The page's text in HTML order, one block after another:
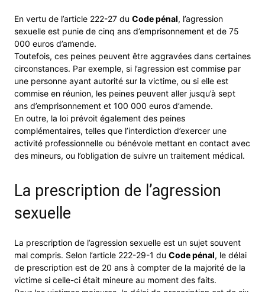
En vertu de l’article 222-27 du Code pénal, l’agression
sexuelle est punie de cinq ans d’emprisonnement et de 75
000 euros d’amende.
Toutefois, ces peines peuvent être aggravées dans certaines
circonstances. Par exemple, si l’agression est commise par
une personne ayant autorité sur la victime, ou si elle est
commise en réunion, les peines peuvent aller jusqu’à sept
ans d’emprisonnement et 100 000 euros d’amende.
En outre, la loi prévoit également des peines
complémentaires, telles que l’interdiction d’exercer une
activité professionnelle ou bénévole mettant en contact avec
des mineurs, ou l’obligation de suivre un traitement médical.
La prescription de l’agression
sexuelle
La prescription de l’agression sexuelle est un sujet souvent
mal compris. Selon l’article 222-29-1 du Code pénal, le délai
de prescription est de 20 ans à compter de la majorité de la
victime si celle-ci était mineure au moment des faits.